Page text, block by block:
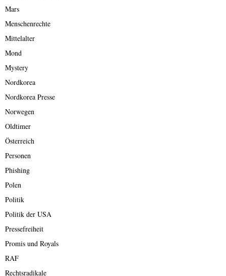
Mars
Menschenrechte
Mittelalter
Mond
Mystery
Nordkorea
Nordkorea Presse
Norwegen
Oldtimer
Österreich
Personen
Phishing
Polen
Politik
Politik der USA
Pressefreiheit
Promis und Royals
RAF
Rechtsradikale